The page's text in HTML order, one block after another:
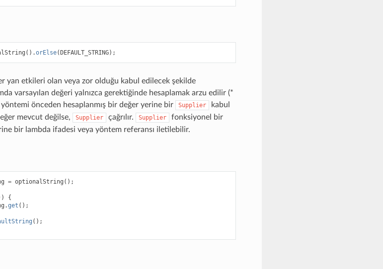
().orElse(DEFAULT_STRING);
yan etkileri olan veya zor olduğu kabul edilecek şekilde
varsayılan değeri yalnızca gerektiğinde hesaplamak arzu edilir (*
yöntemi önceden hesaplanmış bir değer yerine bir Supplier
kabul
mevcut değilse, Supplier çağrılır. Supplier
fonksiyonel bir
bir lambda ifadesi veya yöntem referansı iletilebilir.
= optionalString ();
{
.get ();
();